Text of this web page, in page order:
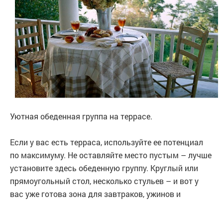
Уютная обеденная группа на террасе.
Если у вас есть терраса, используйте ее потенциал
по максимуму. Не оставляйте место пустым – лучше
установите здесь обеденную группу. Круглый или
прямоугольный стол, несколько стульев – и вот у
вас уже готова зона для завтраков, ужинов и